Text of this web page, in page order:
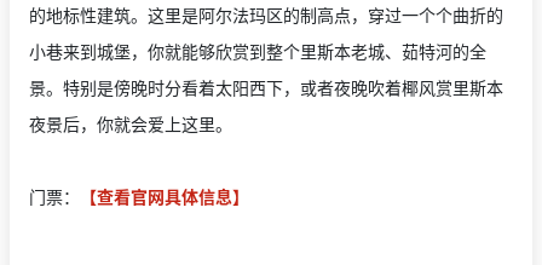
的地标性建筑。这里是阿尔法玛区的制高点，穿过一个个曲折的
小巷来到城堡，你就能够欣赏到整个里斯本老城、茹特河的全
景。特别是傍晚时分看着太阳西下，或者夜晚吹着椰风赏里斯本
夜景后，你就会爱上这里。
门票： 【查看官网具体信息】